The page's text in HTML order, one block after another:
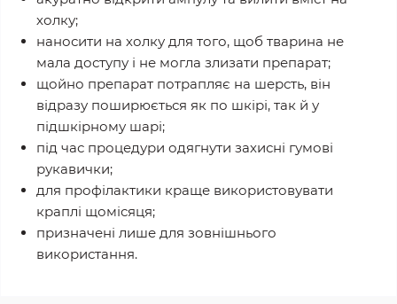
холку;
наносити на холку для того, щоб тварина не
мала доступу і не могла злизати препарат;
щойно препарат потрапляє на шерсть, він
відразу поширюється як по шкірі, так й у
підшкірному шарі;
під час процедури одягнути захисні гумові
рукавички;
для профілактики краще використовувати
краплі щомісяця;
призначені лише для зовнішнього
використання.